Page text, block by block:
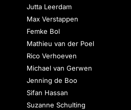
Jutta Leerdam
Max Verstappen
Femke Bol
Mathieu van der Poel
Rico Verhoeven
Michael van Gerwen
Jenning de Boo
Sifan Hassan
Suzanne Schulting